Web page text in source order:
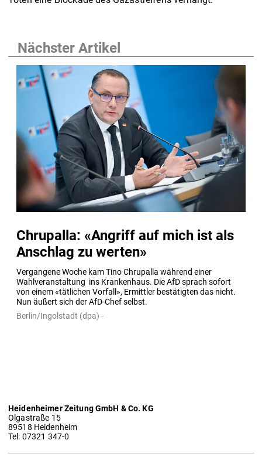
Nächster Artikel
Chrupalla: «Angriff auf mich ist als
Anschlag zu werten»
Vergangene Woche kam Tino Chrupalla während einer
Wahlveranstaltung  ins Krankenhaus. Die AfD sprach sofort
von einem «tätlichen Vorfall», Ermittler bestätigten das nicht.
Nun äußert sich der AfD-Chef selbst.
Berlin/Ingolstadt (dpa) -
Heidenheimer Zeitung GmbH & Co. KG
Olgastraße 15
89518 Heidenheim
Tel: 07321 347-0